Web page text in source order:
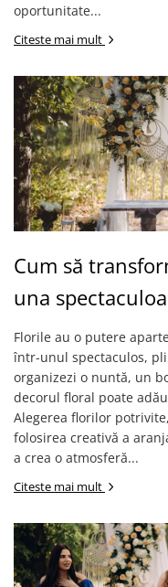
oportunitate...
Citeste mai mult
Cum să
una
Florile au o putere
într-unul spectaculos,
organizezi o nuntă, un
decorul floral poate
Alegerea florilor
folosirea creativă a
a crea o atmosferă...
Citeste mai mult